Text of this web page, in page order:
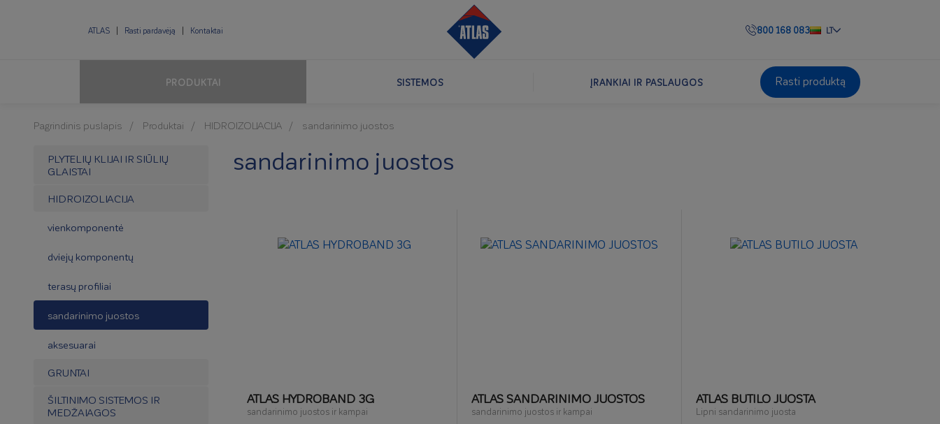
ATLAS Rasti pardavėją Kontaktai 800 168 083 LT
PRODUKTAI SISTEMOS ĮRANKIAI IR PASLAUGOS Rasti produktą
Pagrindinis puslapis Produktai HIDROIZOLIACIJA sandarinimo juostos
PLYTELIŲ KLIJAI IR SIŪLIŲ
GLAISTAI
HIDROIZOLIACIJA
vienkomponentė
dviejų komponentų
terasų profiliai
sandarinimo juostos
aksesuarai
GRUNTAI
ŠILTINIMO SISTEMOS IR
MEDŽAIAGOS
sandarinimo juostos
ATLAS HYDROBAND 3G
sandarinimo juostos ir kampai
ATLAS SANDARINIMO JUOSTOS
sandarinimo juostos ir kampai
ATLAS BUTILO JUOSTA
Lipni sandarinimo juosta